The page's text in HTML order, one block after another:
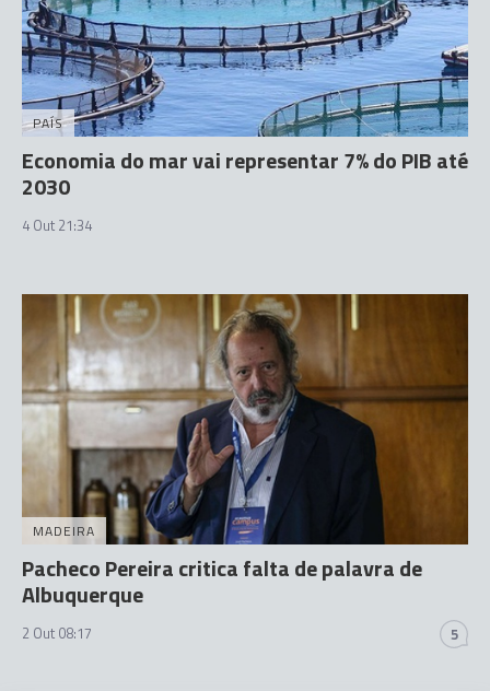
PAÍS
Economia do mar vai representar 7% do PIB até
2030
4 Out 21:34
MADEIRA
Pacheco Pereira critica falta de palavra de
Albuquerque
2 Out 08:17 5